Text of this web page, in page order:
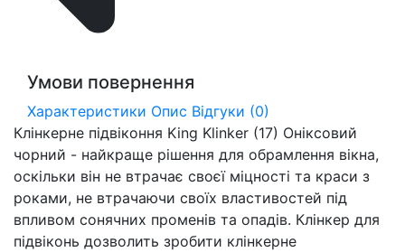
Умови повернення
Характеристики Опис Відгуки (0)
Клінкерне підвіконня King Klinker (17) Оніксовий
чорний - найкраще рішення для обрамлення вікна,
оскільки він не втрачає своєї міцності та краси з
роками, не втрачаючи своїх властивостей під
впливом сонячних променів та опадів. Клінкер для
підвіконь дозволить зробити клінкерне